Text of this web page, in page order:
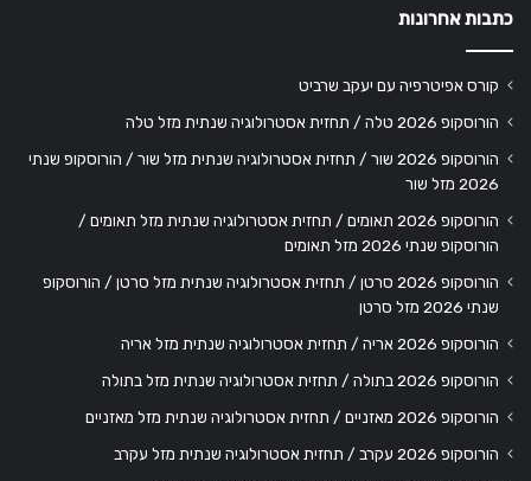
כתבות אחרונות
קורס אפיטרפיה עם יעקב שרביט
הורוסקופ 2026 טלה / תחזית אסטרולוגיה שנתית מזל טלה
הורוסקופ 2026 שור / תחזית אסטרולוגיה שנתית מזל שור / הורוסקופ שנתי
2026 מזל שור
הורוסקופ 2026 תאומים / תחזית אסטרולוגיה שנתית מזל תאומים /
הורוסקופ שנתי 2026 מזל תאומים
הורוסקופ 2026 סרטן / תחזית אסטרולוגיה שנתית מזל סרטן / הורוסקופ
שנתי 2026 מזל סרטן
הורוסקופ 2026 אריה / תחזית אסטרולוגיה שנתית מזל אריה
הורוסקופ 2026 בתולה / תחזית אסטרולוגיה שנתית מזל בתולה
הורוסקופ 2026 מאזניים / תחזית אסטרולוגיה שנתית מזל מאזניים
הורוסקופ 2026 עקרב / תחזית אסטרולוגיה שנתית מזל עקרב